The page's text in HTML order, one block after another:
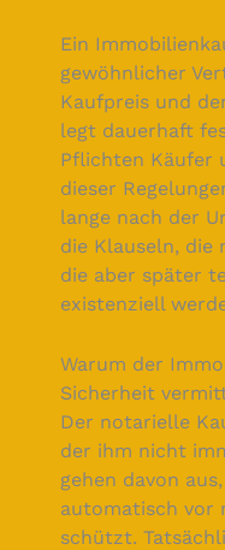
Ein
gewöhnlicher
Kaufpreis und
legt dauerhaft
Pflichten Käufer
dieser
lange nach der
die Klauseln, die
die aber später
existenziell
Warum der
Sicherheit
Der notarielle
der ihm nicht
gehen davon
automatisch vor
schützt.